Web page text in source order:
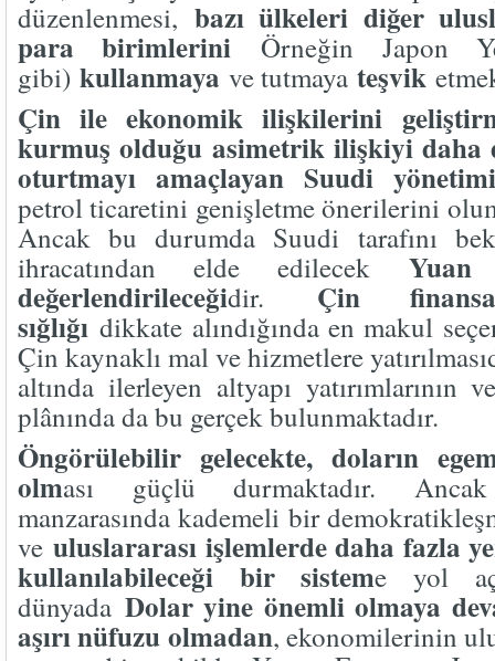
düzenlenmesi,bazı ülkeleri diğer
para birimlerini Örneğin Japon
gibi) kullanmaya ve tutmaya teşvik
Çin ile ekonomik ilişkilerini
kurmuş olduğu asimetrik ilişkiyi daha
oturtmayı amaçlayan Suudi
petrol ticaretini genişletme önerilerini
Ancak bu durumda Suudi tarafını
ihracatından elde edilecek
değerlendirileceğidir. Çin
sığlığı dikkate alındığında en makul
Çin kaynaklı mal ve hizmetlere
altında ilerleyen altyapı yatırımlarının
plânında da bu gerçek bulunmaktadır.
Öngörülebilir gelecekte, doların
olması güçlü durmaktadır.
manzarasında kademeli bir
veuluslararası işlemlerde daha fazla
kullanılabileceği bir sisteme yol
dünyada Dolar yine önemli olmaya
aşırı nüfuzu olmadan, ekonomilerinin